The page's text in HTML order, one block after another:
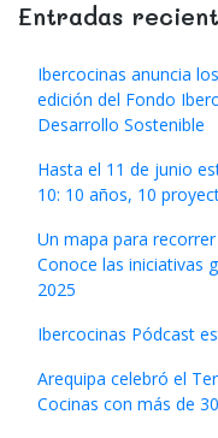
Entradas
Ibercocinas anuncia
edición del Fondo
Desarrollo Sostenible
Hasta el 11 de junio
10: 10 años, 10
Un mapa para
Conoce las iniciativas
2025
Ibercocinas Pódcast
Arequipa celebró el
Cocinas con más de